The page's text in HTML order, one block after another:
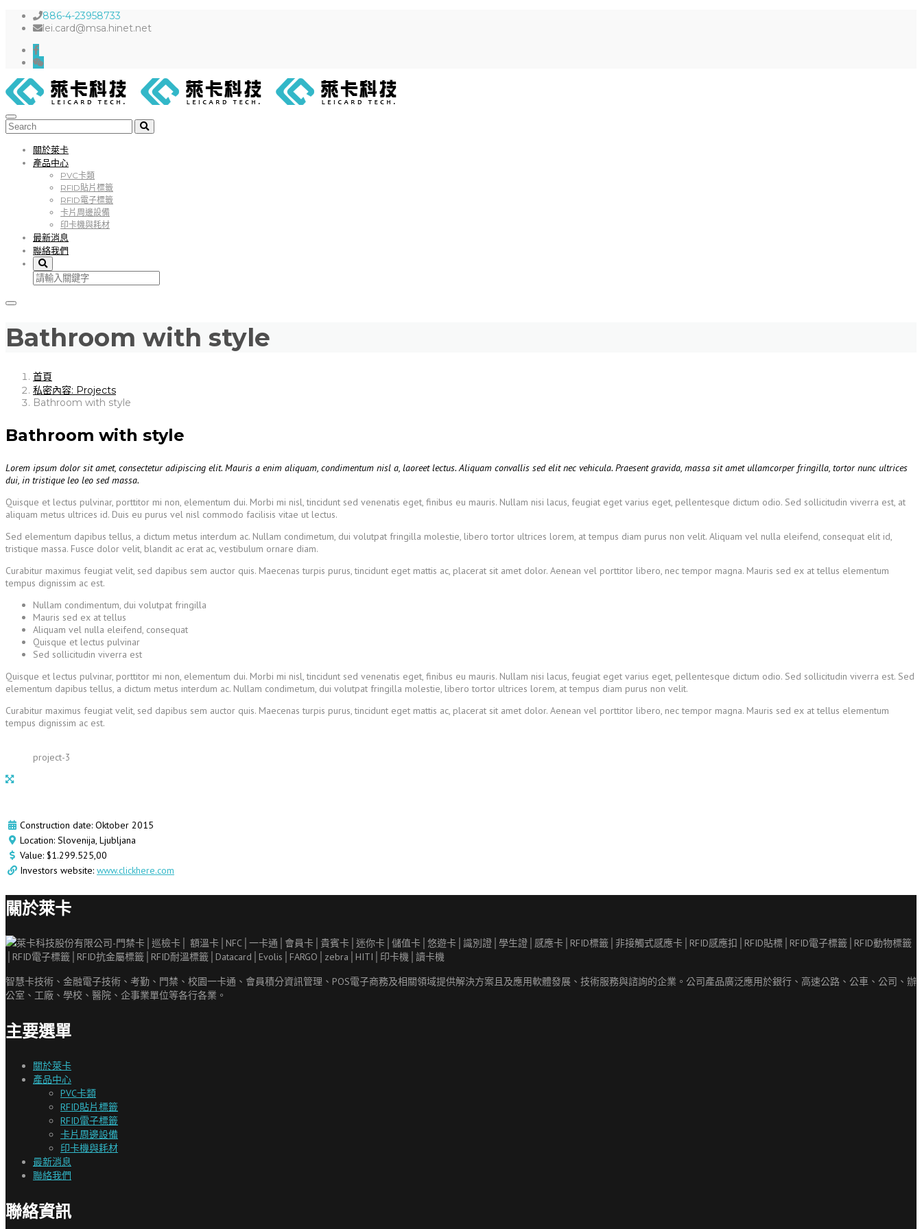
886-4-23958733
lei.card@msa.hinet.net
關於萊卡
產品中心
PVC卡類
RFID貼片標籤
RFID電子標籤
卡片周邊設備
印卡機與耗材
最新消息
聯絡我們
Bathroom with style
首頁
私密內容: Projects
Bathroom with style
Bathroom with style
Lorem ipsum dolor sit amet, consectetur adipiscing elit. Mauris a enim aliquam, condimentum nisl a, laoreet lectus. Aliquam convallis sed elit nec vehicula. Praesent gravida, massa sit amet ullamcorper fringilla, tortor nunc ultrices
dui, in tristique leo leo sed massa.
Quisque et lectus pulvinar, porttitor mi non, elementum dui. Morbi mi nisl, tincidunt sed venenatis eget, finibus eu mauris. Nullam nisi lacus, feugiat eget varius eget, pellentesque dictum odio. Sed sollicitudin viverra est, at
aliquam metus ultrices id. Duis eu purus vel nisl commodo facilisis vitae ut lectus.
Sed elementum dapibus tellus, a dictum metus interdum ac. Nullam condimetum, dui volutpat fringilla molestie, libero tortor ultrices lorem, at tempus diam purus non velit. Aliquam vel nulla eleifend, consequat elit id,
tristique massa. Fusce dolor velit, blandit ac erat ac, vestibulum ornare diam.
Curabitur maximus feugiat velit, sed dapibus sem auctor quis. Maecenas turpis purus, tincidunt eget mattis ac, placerat sit amet dolor. Aenean vel porttitor libero, nec tempor magna. Mauris sed ex at tellus elementum
tempus dignissim ac est.
Nullam condimentum, dui volutpat fringilla
Mauris sed ex at tellus
Aliquam vel nulla eleifend, consequat
Quisque et lectus pulvinar
Sed sollicitudin viverra est
Quisque et lectus pulvinar, porttitor mi non, elementum dui. Morbi mi nisl, tincidunt sed venenatis eget, finibus eu mauris. Nullam nisi lacus, feugiat eget varius eget, pellentesque dictum odio. Sed sollicitudin viverra est. Sed
elementum dapibus tellus, a dictum metus interdum ac. Nullam condimetum, dui volutpat fringilla molestie, libero tortor ultrices lorem, at tempus diam purus non velit.
Curabitur maximus feugiat velit, sed dapibus sem auctor quis. Maecenas turpis purus, tincidunt eget mattis ac, placerat sit amet dolor. Aenean vel porttitor libero, nec tempor magna. Mauris sed ex at tellus elementum
tempus dignissim ac est.
project-3
Construction date: Oktober 2015
Location: Slovenija, Ljubljana
Value: $1.299.525,00
Investors website: www.clickhere.com
關於萊卡
智慧卡技術、金融電子技術、考勤、門禁、校園一卡通、會員積分資訊管理、 POS電子商務及相關領域提供解決方案且及應用軟體發展、技術服務與諮詢的企業。公司產品廣泛應用於銀行、高速公路、公車、公司、辦
公室、工廠、學校、醫院、企事業單位等各行各業。
主要選單
關於萊卡
產品中心
PVC卡類
RFID貼片標籤
RFID電子標籤
卡片周邊設備
印卡機與耗材
最新消息
聯絡我們
聯絡資訊